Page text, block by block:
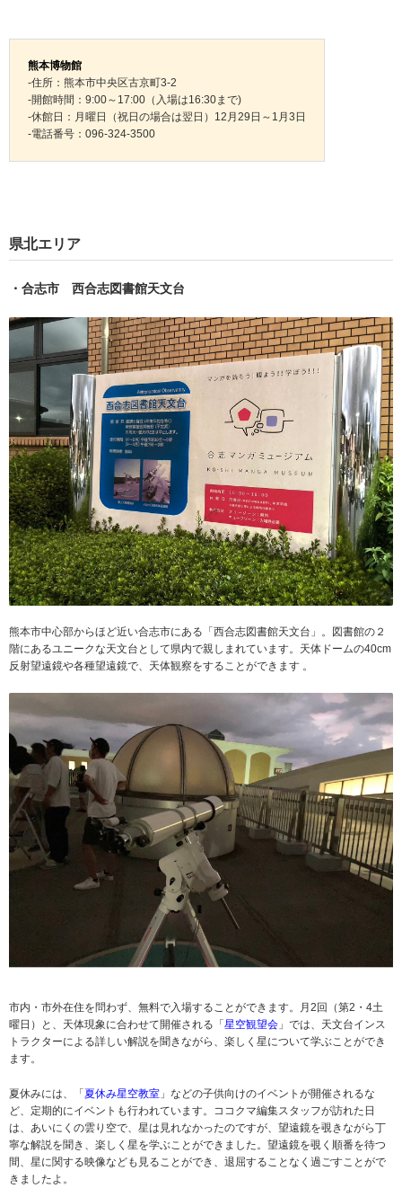
熊本博物館
-住所：熊本市中央区古京町3-2
-開館時間：9:00～17:00（入場は16:30まで)
-休館日：月曜日（祝日の場合は翌日）12月29日～1月3日
-電話番号：096-324-3500
県北エリア
・合志市 西合志図書館天文台
熊本市中心部からほど近い合志市にある「西合志図書館天文台」。図書館の２
階にあるユニークな天文台として県内で親しまれています。天体ドームの40cm
反射望遠鏡や各種望遠鏡で、天体観察をすることができます 。
市内・市外在住を問わず、無料で入場することができます。月2回（第2・4土
曜日）と、天体現象に合わせて開催される「星空観望会 」では、天文台インス
トラクターによる詳しい解説を聞きながら、楽しく星について学ぶことができ
ます。
夏休みには、「夏休み星空教室 」などの子供向けのイベントが開催されるな
ど、定期的にイベントも行われています。ココクマ編集スタッフが訪れた日
は、あいにくの雲り空で、星は見れなかったのですが、望遠鏡を覗きながら丁
寧な解説を聞き、楽しく星を学ぶことができました。望遠鏡を覗く順番を待つ
間、星に関する映像なども見ることができ、退屈することなく過ごすことがで
きましたよ。